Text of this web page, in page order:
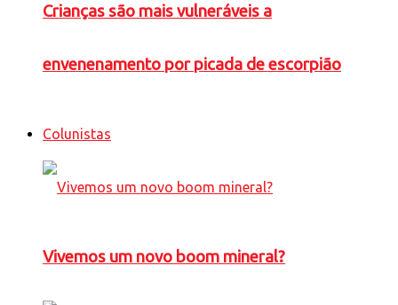
Crianças são mais vulneráveis a
envenenamento por picada de escorpião
Colunistas
Vivemos um novo boom mineral?